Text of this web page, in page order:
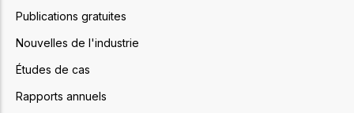
Publications gratuites
Nouvelles de l'industrie
Études de cas
Rapports annuels